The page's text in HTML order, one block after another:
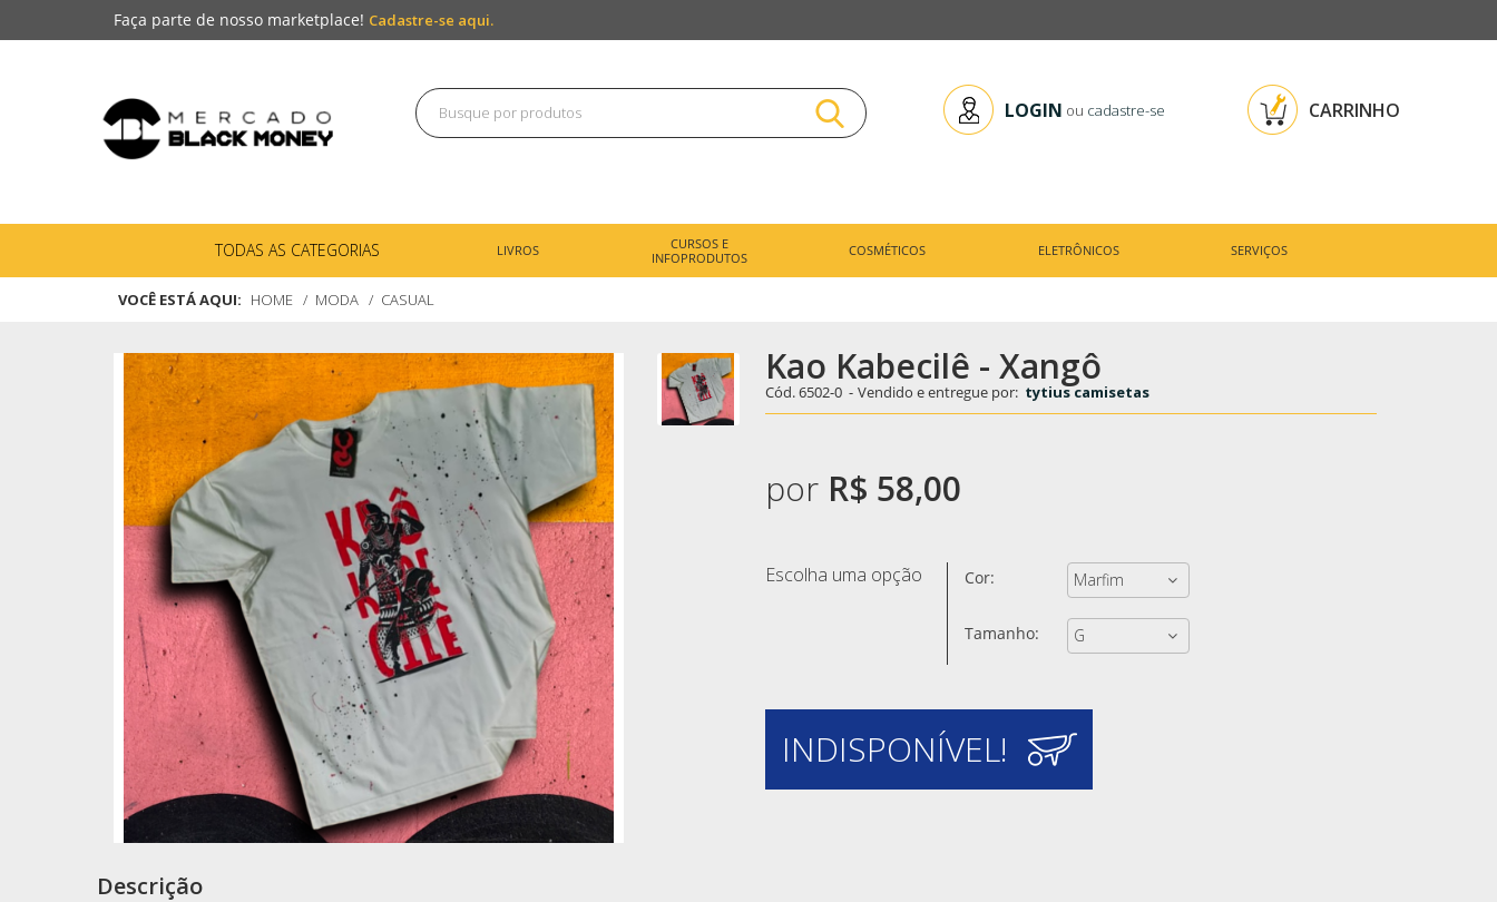
Faça parte de nosso marketplace! Cadastre-se aqui.
LOGIN ou cadastre-se CARRINHO
TODAS AS CATEGORIAS LIVROS
CURSOS E
INFOPRODUTOS
COSMÉTICOS ELETRÔNICOS SERVIÇOS
VOCÊ ESTÁ AQUI: HOME MODA CASUAL
Kao Kabecilê - Xangô
Cód.6502-0 - Vendido e entregue por: tytius camisetas
por R$ 58,00
Escolha uma opção Cor:
Tamanho:
INDISPONÍVEL!
Descrição